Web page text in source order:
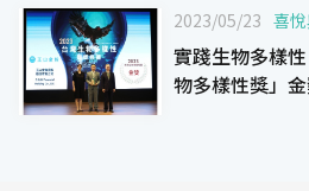
2023/05/23 喜
實踐生物多樣
物多樣性獎」